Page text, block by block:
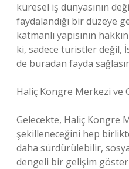
küresel iş dünyasının
faydalandığı bir düzeye
katmanlı yapısının
ki, sadece turistler değil,
de buradan fayda
Haliç Kongre Merkezi ve
Gelecekte, Haliç Kongre
şekilleneceğini hep
daha sürdürülebilir,
dengeli bir gelişim